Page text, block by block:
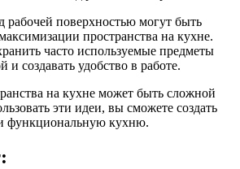
рабочей поверхностью могут быть
пространства на кухне.
часто используемые предметы
и создавать удобство в работе.
на кухне может быть сложной
эти идеи, вы сможете создать
функциональную кухню.